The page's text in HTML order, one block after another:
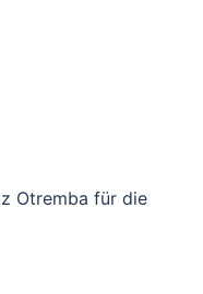
Otremba für die